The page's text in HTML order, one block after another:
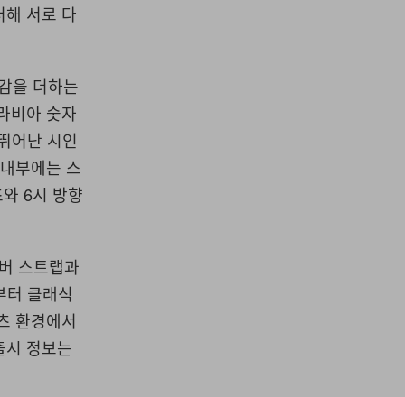
해 서로 다
을 더하는
비아 숫자
어난 시인
부에는 스
6시 방향
스트랩과
클래식
환경에서
시 정보는